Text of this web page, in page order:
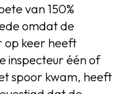
van 150%
omdat de
op keer heeft
inspecteur één of
spoor kwam, heeft